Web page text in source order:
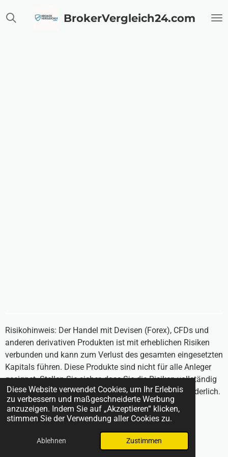
Diese Website verwendet Cookies, um Ihr Erlebnis
zu verbessern und maßgeschneiderte Werbung
anzuzeigen. Indem Sie auf „Akzeptieren“ klicken,
stimmen Sie der Verwendung aller Cookies zu.
Ablehnen Zustimmen
Hauptinhalt
BrokerVergleich24.com
Risikohinweis: Der Handel mit Devisen (Forex), CFDs und
anderen derivativen Produkten ist mit erheblichen Risiken
verbunden und kann zum Verlust des gesamten eingesetzten
Kapitals führen. Diese Produkte sind nicht für alle Anleger
geeignet. Stellen Sie sicher, dass Sie die Risiken vollständig
verstehen und unabhängigen Rat einholen, falls erforderlich.
Inhalte auf BrokerVergleich24.com stellen keine
Anlageberatung dar.
Mit Unterstützung von